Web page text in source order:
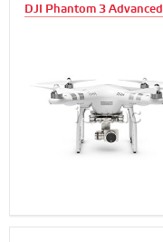
DJI Phantom 3 Advanced